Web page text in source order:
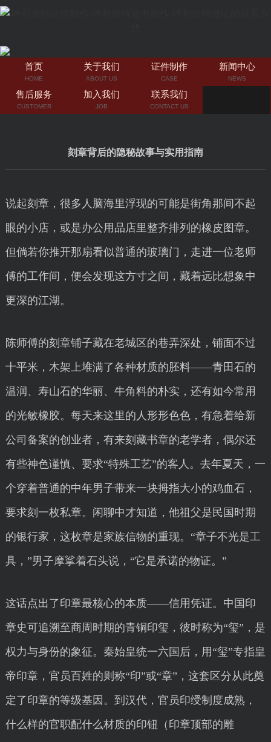
首页
HOME
关于我们
ABOUT US
证件制作
CASE
新闻中心
NEWS
售后服务
CUSTOMER
加入我们
JOB
联系我们
CONTACT US
刻章背后的隐秘故事与实用指南
说起刻章，很多人脑海里浮现的可能是街角那间不起
眼的小店，或是办公用品店里整齐排列的橡皮图章。
但倘若你推开那扇看似普通的玻璃门，走进一位老师
傅的工作间，便会发现这方寸之间，藏着远比想象中
更深的江湖。
陈师傅的刻章铺子藏在老城区的巷弄深处，铺面不过
十平米，木架上堆满了各种材质的胚料——青田石的
温润、寿山石的华丽、牛角料的朴实，还有如今常用
的光敏橡胶。每天来这里的人形形色色，有急着给新
公司备案的创业者，有来刻藏书章的老学者，偶尔还
有些神色谨慎、要求“特殊工艺”的客人。去年夏天，一
个穿着普通的中年男子带来一块拇指大小的鸡血石，
要求刻一枚私章。闲聊中才知道，他祖父是民国时期
的银行家，这枚章是家族信物的重现。“章子不光是工
具，”男子摩挲着石头说，“它是承诺的物证。”
这话点出了印章最核心的本质——信用凭证。中国印
章史可追溯至商周时期的青铜印玺，彼时称为“玺”，是
权力与身份的象征。秦始皇统一六国后，用“玺”专指皇
帝印章，官员百姓的则称“印”或“章”，这套区分从此奠
定了印章的等级基因。到汉代，官员印绶制度成熟，
什么样的官职配什么材质的印钮（印章顶部的雕